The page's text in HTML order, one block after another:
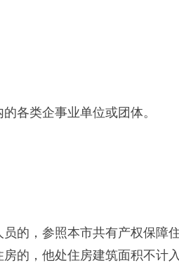
各类企事业单位或团体。
，参照本市共有产权保障
的，他处住房建筑面积不计